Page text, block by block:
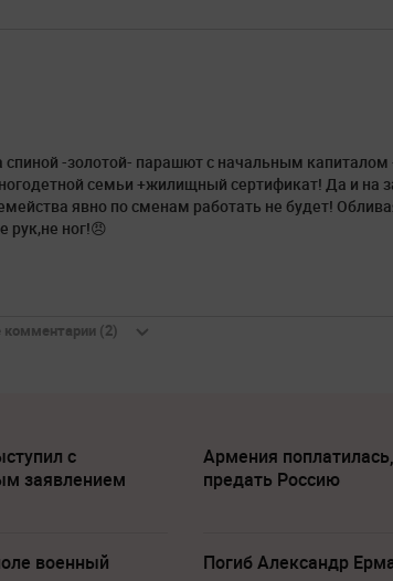
спиной -золотой- парашют с начальным капиталом
семьи +жилищный сертификат! Да и на
явно по сменам работать не будет!
рук,не ног!😠
комментарии (2)
с
заявлением
Армения
предать Россию
военный
Погиб Александр